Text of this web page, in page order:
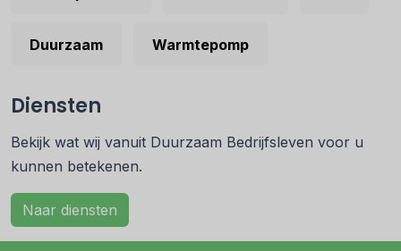
Duurzaam Warmtepomp
Diensten
Bekijk wat wij vanuit Duurzaam Bedrijfsleven voor u
kunnen betekenen.
Naar diensten